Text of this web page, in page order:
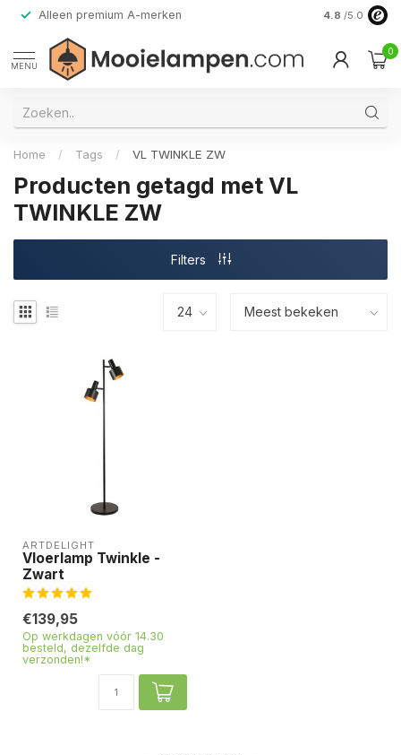
Alleen premium A-merken 4.8 /5.0
MENU
0
Home / Tags / VL TWINKLE ZW
Producten getagd met VL
TWINKLE ZW
Filters
ARTDELIGHT
Vloerlamp Twinkle -
Zwart
€139,95
Op werkdagen vóór 14.30
besteld, dezelfde dag
verzonden!*